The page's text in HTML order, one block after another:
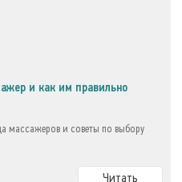
и как им правильно
массажеров и советы по выбору
Читать